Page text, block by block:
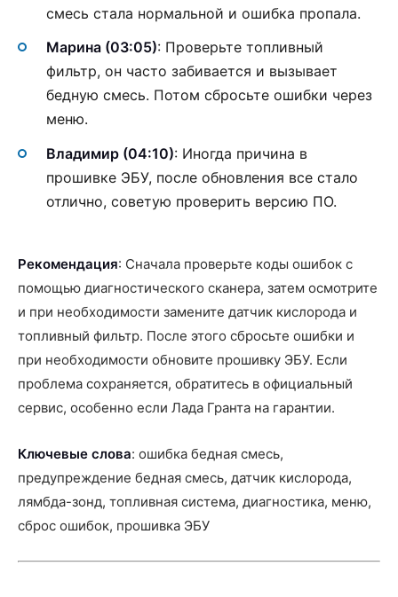
смесь стала нормальной и ошибка пропала.
Марина (03:05): Проверьте топливный
фильтр, он часто забивается и вызывает
бедную смесь. Потом сбросьте ошибки через
меню.
Владимир (04:10): Иногда причина в
прошивке ЭБУ, после обновления все стало
отлично, советую проверить версию ПО.
Рекомендация: Сначала проверьте коды ошибок с
помощью диагностического сканера, затем осмотрите
и при необходимости замените датчик кислорода и
топливный фильтр. После этого сбросьте ошибки и
при необходимости обновите прошивку ЭБУ. Если
проблема сохраняется, обратитесь в официальный
сервис, особенно если Лада Гранта на гарантии.
Ключевые слова: ошибка бедная смесь,
предупреждение бедная смесь, датчик кислорода,
лямбда-зонд, топливная система, диагностика, меню,
сброс ошибок, прошивка ЭБУ